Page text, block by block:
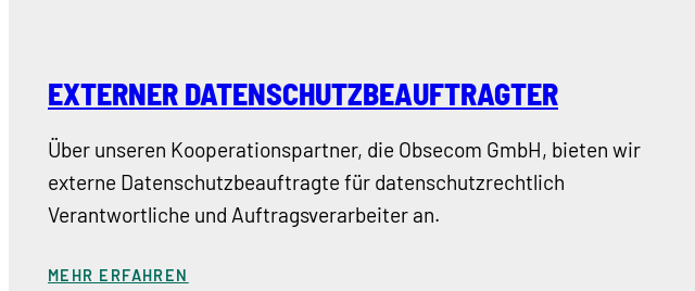
EXTERNER DATENSCHUTZBEAUFTRAGTER
Über unseren Kooperationspartner, die Obsecom GmbH, bieten wir
externe Datenschutzbeauftragte für datenschutzrechtlich
Verantwortliche und Auftragsverarbeiter an.
MEHR ERFAHREN